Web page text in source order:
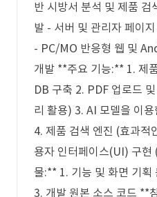
반 시방서 분석 및 제품 검
발 - 서버 및 관리자 페이
- PC/MO 반응형 웹 및
개발 **주요 기능:** 1. 제
DB 구축 2. PDF 업로드
리 활용) 3. AI 모델을 이
4. 제품 검색 엔진 (효과적
용자 인터페이스(UI) 구
물:** 1. 기능 및 화면 기획
3. 개발 원본 소스 코드 **